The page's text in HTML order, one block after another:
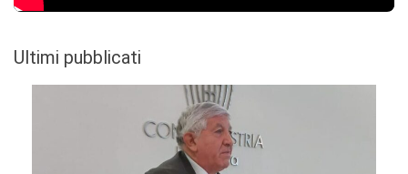
Ultimi pubblicati